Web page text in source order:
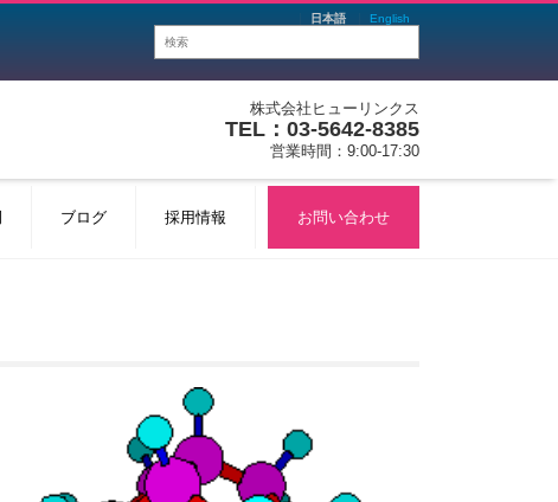
日本語 English
株式会社ヒューリンクス
TEL：03-5642-8385
営業時間：9:00-17:30
ブログ 採用情報 お問い合わせ